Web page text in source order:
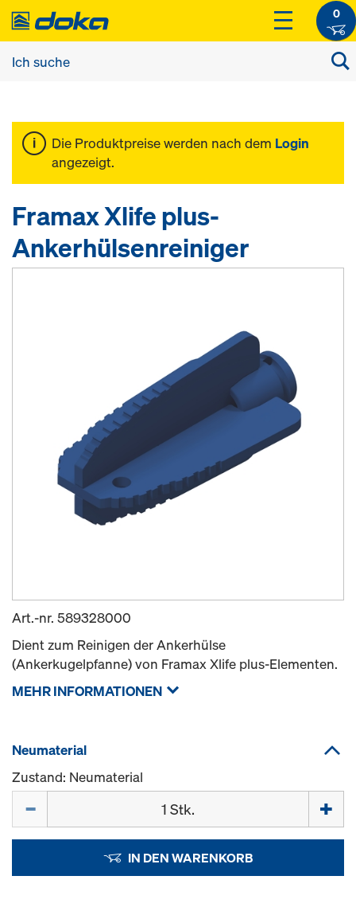
0
Die Produktpreise werden nach dem Login
angezeigt.
Framax Xlife plus-
Ankerhülsenreiniger
Art.-nr. 589328000
Dient zum Reinigen der Ankerhülse
(Ankerkugelpfanne) von Framax Xlife plus-Elementen.
MEHR INFORMATIONEN
Neumaterial
Zustand: Neumaterial
IN DEN WARENKORB